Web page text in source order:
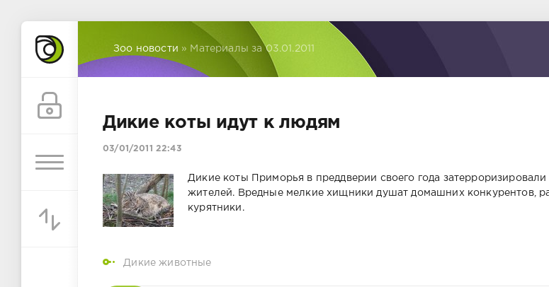
Зоо новости » Материалы за 03.01.2011
Дикие коты идут к людям
03/01/2011 22:43
Дикие коты Приморья в преддверии своего года
жителей. Вредные мелкие хищники душат домашних конкурентов,
курятники.
Дикие животные